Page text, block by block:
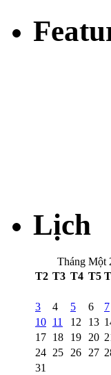
Lịch
Tháng Một
T2 T3 T4 T5
3
4 5 6 7
10 11 12 13
17 18 19 20
24 25 26 27
31